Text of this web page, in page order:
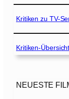
t
z
D
r
c
Kritiken zu TV-
Kritiken-
NEUESTE